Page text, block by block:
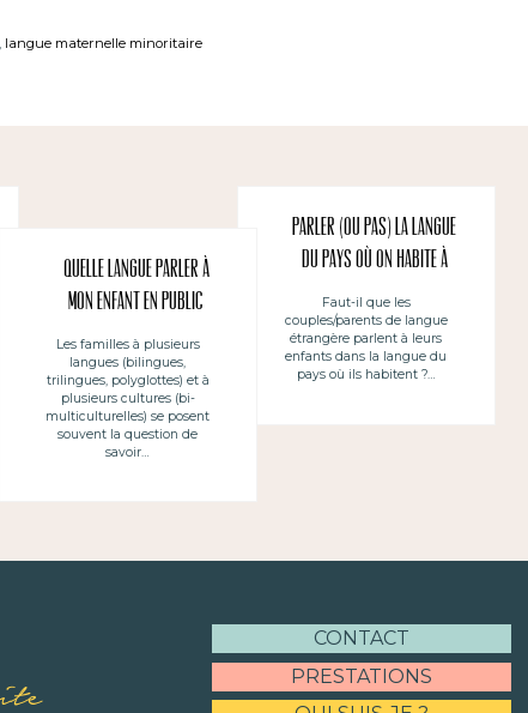
langue maternelle minoritaire
Quelle langue parler à
mon enfant en public
Les familles à plusieurs
langues (bilingues,
trilingues, polyglottes) et à
plusieurs cultures (bi-
multiculturelles) se posent
souvent la question de
savoir…
Parler (ou pas) la LANGUE
DU PAYS où on habite à
leurs enfants ~ (no)
Hablar a los hijos en la
LENGUA DEL PAIS donde se
Faut-il que les
couples/parents de langue
étrangère parlent à leurs
enfants dans la langue du
pays où ils habitent ?…
CONTACT
PRESTATIONS